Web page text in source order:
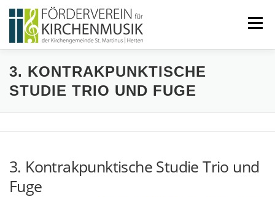
Inhalt
springen
Menü
START ÜBER UNS
BEITRETEN IMPRESSUM
3. KONTRAKPUNKTISCHE
STUDIE TRIO UND FUGE
3. Kontrakpunktische Studie Trio und
Fuge